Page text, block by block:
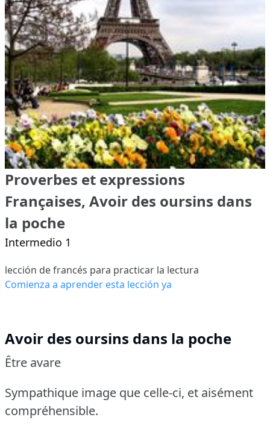
Proverbes et expressions
Françaises, Avoir des oursins dans
la poche
Intermedio 1
lección de francés para practicar la lectura
Comienza a aprender esta lección ya
Avoir des oursins dans la poche
Être avare
Sympathique image que celle-ci, et aisément
compréhensible.